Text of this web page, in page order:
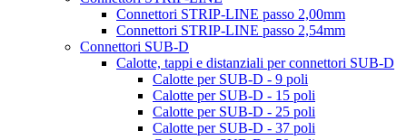
Connettori STRIP-LINE passo 2,00mm
Connettori STRIP-LINE passo 2,54mm
Connettori SUB-D
Calotte, tappi e distanziali per connettori SUB-D
Calotte per SUB-D - 9 poli
Calotte per SUB-D - 15 poli
Calotte per SUB-D - 25 poli
Calotte per SUB-D - 37 poli